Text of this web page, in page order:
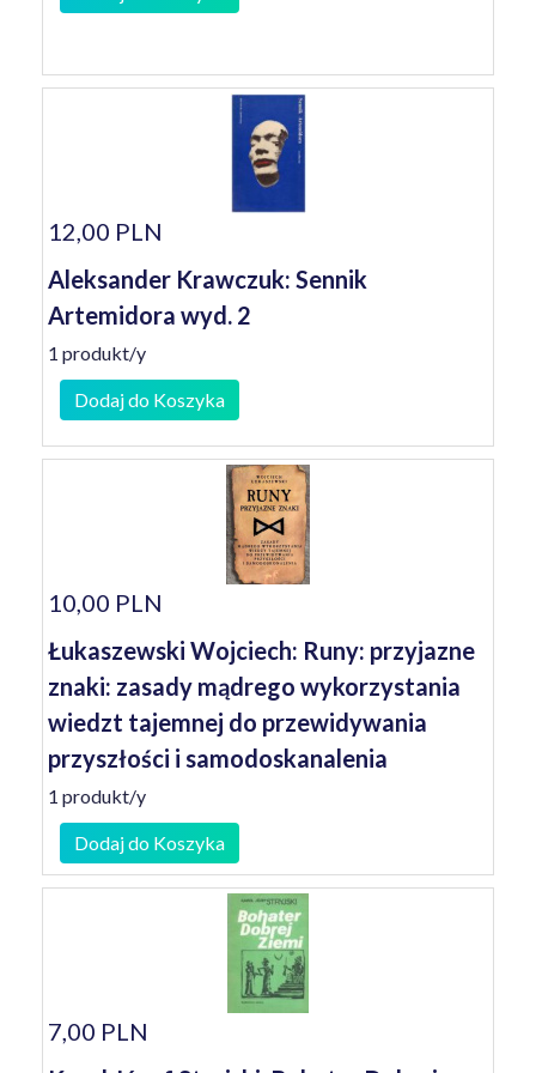
12,00 PLN
Aleksander Krawczuk: Sennik
Artemidora wyd. 2
1 produkt/y
Dodaj do Koszyka
10,00 PLN
Łukaszewski Wojciech: Runy: przyjazne
znaki: zasady mądrego wykorzystania
wiedzt tajemnej do przewidywania
przyszłości i samodoskanalenia
1 produkt/y
Dodaj do Koszyka
7,00 PLN